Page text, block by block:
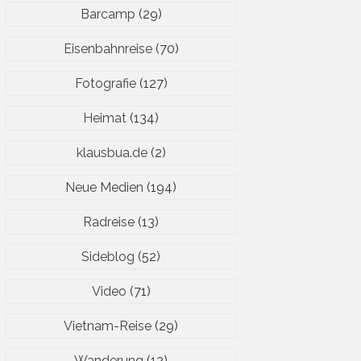
Barcamp (29)
Eisenbahnreise(70)
Fotografie(127)
Heimat (134)
klausbua.de(2)
Neue Medien (194)
Radreise (13)
Sideblog (52)
Video (71)
Vietnam-Reise (29)